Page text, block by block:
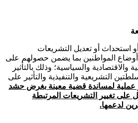
أو تعديل التشريعات
المواطنين بما يضمن حصولهم على
والسياسية؛ وذلك بالتأثير
التشريعية والتنفيذية والتأثير على
لمساندة قضية معينة بغرض حشد
تغيير التشريعات المرتبطة
لدعمها.